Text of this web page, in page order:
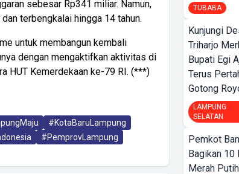
sebesar Rp341 miliar. Namun,
terbengkalai hingga 14 tahun.
untuk membangun kembali
dengan mengaktifkan aktivitas di
HUT Kemerdekaan ke-79 RI. (***)
#KotaBaruLampung
#PemprovLampung
TUBABA
Kunjungi
Triharjo
Bupati Egi
Terus
Gotong
LAMPUNG
SELATAN
Pemkot
Bagikan 10
Merah